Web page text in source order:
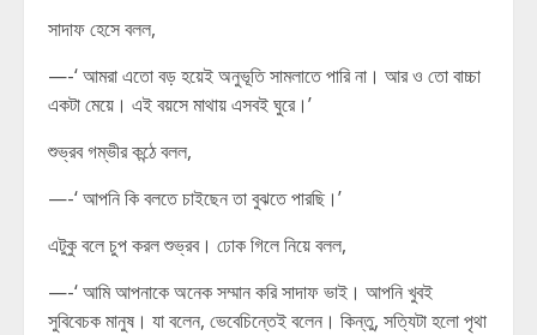
সাদাফ হেসে বলল,
—-‘ আমরা এতো বড় হয়েই অনুভূতি সামলাতে পারি না। আর ও তো বাচ্চা
একটা মেয়ে। এই বয়সে মাথায় এসবই ঘুরে।’
শুভ্রব গম্ভীর কন্ঠে বলল,
—-‘ আপনি কি বলতে চাইছেন তা বুঝতে পারছি।’
এটুকু বলে চুপ করল শুভ্রব। ঢোক গিলে নিয়ে বলল,
—-‘ আমি আপনাকে অনেক সম্মান করি সাদাফ ভাই। আপনি খুবই
সুবিবেচক মানুষ। যা বলেন, ভেবেচিন্তেই বলেন। কিন্তু, সত্যিটা হলো পৃথা